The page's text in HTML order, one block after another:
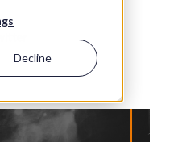
Decline